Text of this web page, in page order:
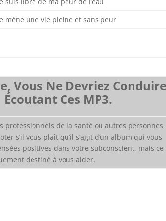
mène une vie pleine et sans peur
Vous Ne Devriez Conduire
Ces MP3.
professionnels de la santé ou autres personnes
s’il vous plaît qu’il s’agit d’un album qui vous
positives dans votre subconscient, mais ce
destiné à vous aider.